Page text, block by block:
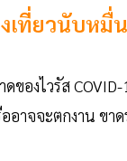
เที่ยวนับหมื่
ของไวรัส
าจจะตกงาน ขา